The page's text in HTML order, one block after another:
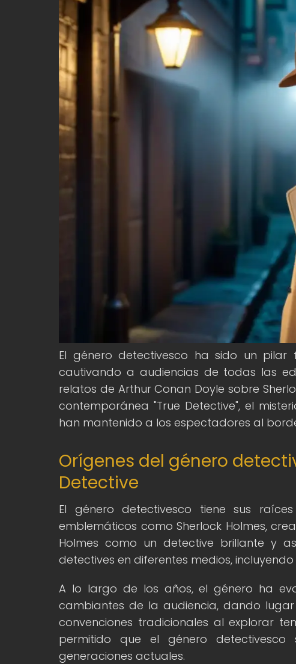
El género detectivesco ha sido un pilar
cautivando a audiencias de todas las
relatos de Arthur Conan Doyle sobre
contemporánea "True Detective", el
han mantenido a los espectadores al
Orígenes del género
Detective
El género detectivesco tiene sus
emblemáticos como Sherlock Holmes,
Holmes como un detective brillante y
detectives en diferentes medios, incluyendo
A lo largo de los años, el género ha
cambiantes de la audiencia, dando
convenciones tradicionales al explorar
permitido que el género
generaciones actuales.